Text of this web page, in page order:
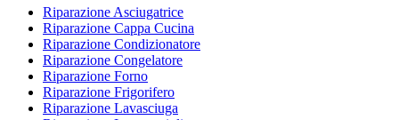
Riparazione Asciugatrice
Riparazione Cappa Cucina
Riparazione Condizionatore
Riparazione Congelatore
Riparazione Forno
Riparazione Frigorifero
Riparazione Lavasciuga